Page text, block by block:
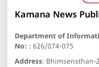
Kamana News
Department of
No: : 626/074-075
Address: Bhimsensthan-